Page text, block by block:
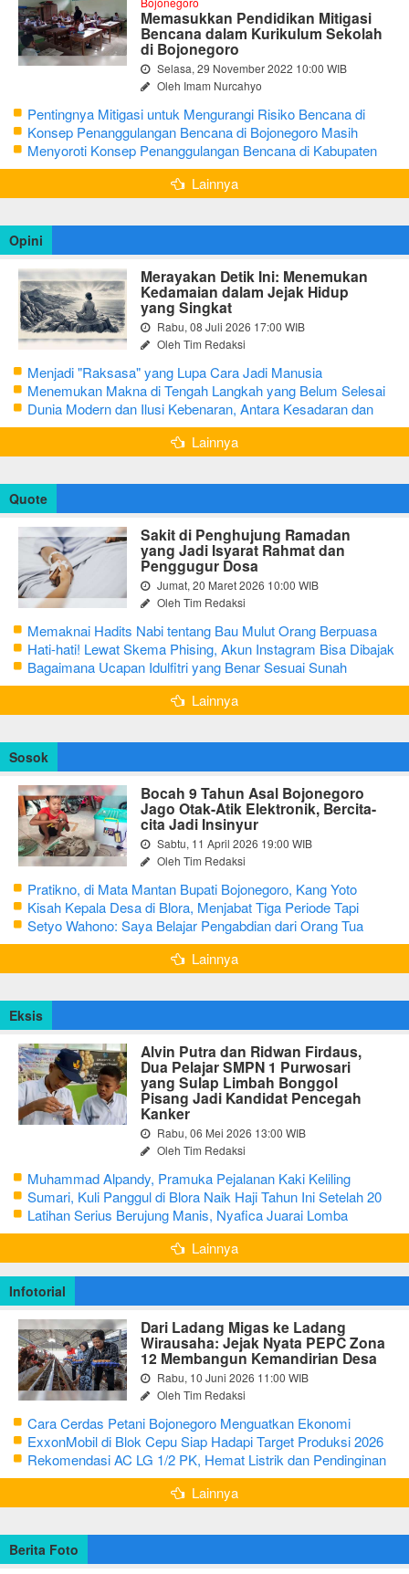
Memasukkan Pendidikan Mitigasi
Bencana dalam Kurikulum Sekolah
di Bojonegoro
Selasa, 29 November 2022 10:00 WIB
Oleh Imam Nurcahyo
Pentingnya Mitigasi untuk Mengurangi Risiko Bencana di
Bojonegoro
Konsep Penanggulangan Bencana di Bojonegoro Masih
Mengutamakan Tanggap Darurat
Menyoroti Konsep Penanggulangan Bencana di Kabupaten
Bojonegoro
Lainnya
Opini
Merayakan Detik Ini: Menemukan
Kedamaian dalam Jejak Hidup
yang Singkat
Rabu, 08 Juli 2026 17:00 WIB
Oleh Tim Redaksi
Menjadi "Raksasa" yang Lupa Cara Jadi Manusia
Menemukan Makna di Tengah Langkah yang Belum Selesai
Dunia Modern dan Ilusi Kebenaran, Antara Kesadaran dan
terjebak Tipu Daya
Lainnya
Quote
Sakit di Penghujung Ramadan
yang Jadi Isyarat Rahmat dan
Penggugur Dosa
Jumat, 20 Maret 2026 10:00 WIB
Oleh Tim Redaksi
Memaknai Hadits Nabi tentang Bau Mulut Orang Berpuasa
Secara Bijak Agar Tidak Menggangu
Hati-hati! Lewat Skema Phising, Akun Instagram Bisa Dibajak
Kurang dari 3 Menit
Bagaimana Ucapan Idulfitri yang Benar Sesuai Sunah
Rasulullah
Lainnya
Sosok
Bocah 9 Tahun Asal Bojonegoro
Jago Otak-Atik Elektronik, Bercita-
cita Jadi Insinyur
Sabtu, 11 April 2026 19:00 WIB
Oleh Tim Redaksi
Pratikno, di Mata Mantan Bupati Bojonegoro, Kang Yoto
Kisah Kepala Desa di Blora, Menjabat Tiga Periode Tapi
Masih Hidup Sederhana
Setyo Wahono: Saya Belajar Pengabdian dari Orang Tua
Lainnya
Eksis
Alvin Putra dan Ridwan Firdaus,
Dua Pelajar SMPN 1 Purwosari
yang Sulap Limbah Bonggol
Pisang Jadi Kandidat Pencegah
Kanker
Rabu, 06 Mei 2026 13:00 WIB
Oleh Tim Redaksi
Muhammad Alpandy, Pramuka Pejalanan Kaki Keliling
Nusantara dengan Misi Literasi Budaya
Sumari, Kuli Panggul di Blora Naik Haji Tahun Ini Setelah 20
Tahun Sisihkan Uang Receh
Latihan Serius Berujung Manis, Nyafica Juarai Lomba
Bertutur tentang Nilai Hidup Orang Samin
Lainnya
Infotorial
Dari Ladang Migas ke Ladang
Wirausaha: Jejak Nyata PEPC Zona
12 Membangun Kemandirian Desa
Rabu, 10 Juni 2026 11:00 WIB
Oleh Tim Redaksi
Cara Cerdas Petani Bojonegoro Menguatkan Ekonomi
Keluarga
ExxonMobil di Blok Cepu Siap Hadapi Target Produksi 2026
Rekomendasi AC LG 1/2 PK, Hemat Listrik dan Pendinginan
Maksimal
Lainnya
Berita Foto